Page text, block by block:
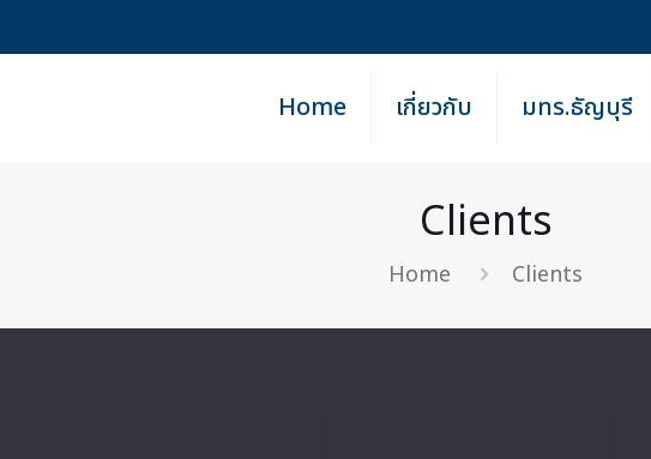
Home เกี่ยวกับ มทร.ธัญบุรี
Clients
Home Clients